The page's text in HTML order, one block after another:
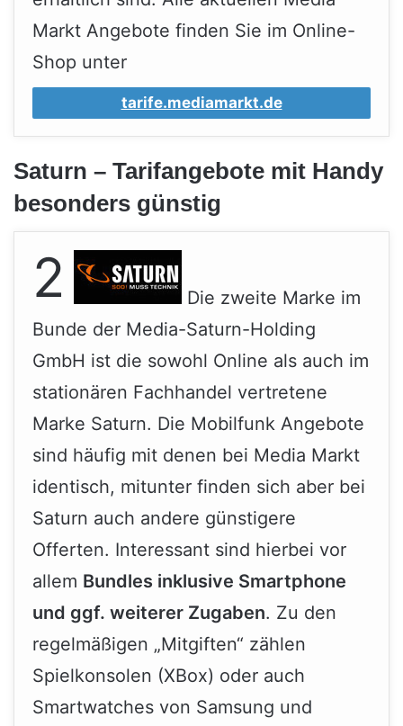
Markt Angebote finden Sie im Online-
Shop unter
tarife.mediamarkt.de
Saturn – Tarifangebote mit Handy
besonders günstig
2
Die zweite Marke im
Bunde der Media-Saturn-Holding
GmbH ist die sowohl Online als auch im
stationären Fachhandel vertretene
Marke Saturn. Die Mobilfunk Angebote
sind häufig mit denen bei Media Markt
identisch, mitunter finden sich aber bei
Saturn auch andere günstigere
Offerten. Interessant sind hierbei vor
allem Bundles inklusive Smartphone
und ggf. weiterer Zugaben. Zu den
regelmäßigen „Mitgiften“ zählen
Spielkonsolen (XBox) oder auch
Smartwatches von Samsung und